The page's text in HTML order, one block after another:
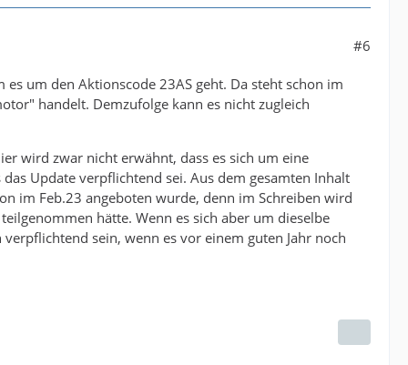
#6
um den Aktionscode 23AS geht. Da steht schon im
handelt. Demzufolge kann es nicht zugleich
wird zwar nicht erwähnt, dass es sich um eine
Update verpflichtend sei. Aus dem gesamten Inhalt
im Feb.23 angeboten wurde, denn im Schreiben wird
hätte. Wenn es sich aber um dieselbe
sein, wenn es vor einem guten Jahr noch